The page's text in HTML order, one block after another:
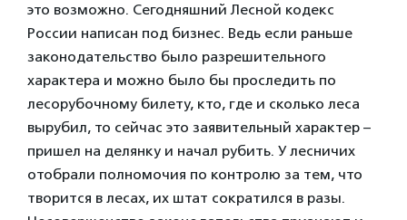
это возможно. Сегодняшний Лесной кодекс
России написан под бизнес. Ведь если раньше
законодательство было разрешительного
характера и можно было бы проследить по
лесорубочному билету, кто, где и сколько леса
вырубил, то сейчас это заявительный характер –
пришел на делянку и начал рубить. У лесничих
отобрали полномочия по контролю за тем, что
творится в лесах, их штат сократился в разы.